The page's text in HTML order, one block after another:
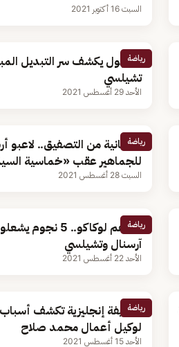
السبت 16 أكتوبر 2021
رياضة
ليفربول يكشف سر التبديل
تشيلسي
الأحد 29 أغسطس 2021
رياضة
90 ثانية من التصفيق..
للجماهير عقب «خماسية
السبت 28 أغسطس 2021
رياضة
أبرزهم لوكاكو.. 5
آرسنال وتشيلسي
الأحد 22 أغسطس 2021
رياضة
صحيفة إنجليزية تكشف أسباب
لوكيل أعمال محمد صلاح
الأحد 15 أغسطس 2021